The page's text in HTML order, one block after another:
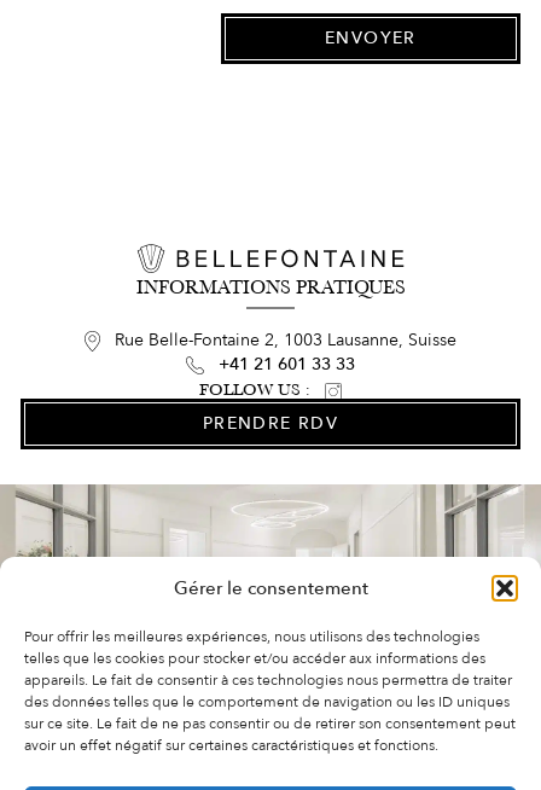
Gérer le consentement
Pour offrir les meilleures expériences, nous utilisons des technologies
telles que les cookies pour stocker et/ou accéder aux informations des
appareils. Le fait de consentir à ces technologies nous permettra de traiter
des données telles que le comportement de navigation ou les ID uniques
sur ce site. Le fait de ne pas consentir ou de retirer son consentement peut
avoir un effet négatif sur certaines caractéristiques et fonctions.
INFORMATIONS PRATIQUES
Rue Belle-Fontaine 2, 1003 Lausanne, Suisse
+41 21 601 33 33
FOLLOW US :
PRENDRE RDV